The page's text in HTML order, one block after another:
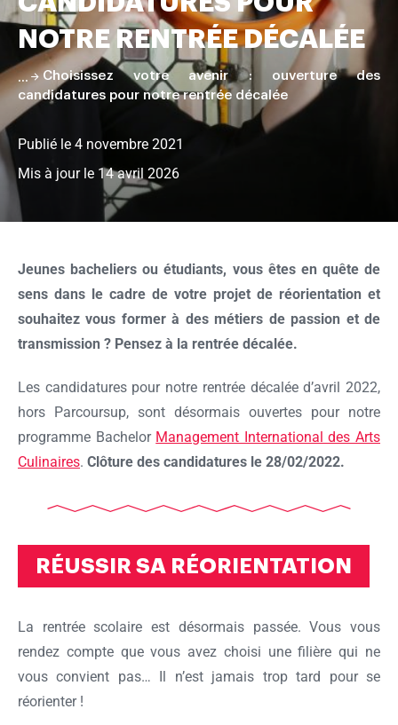
pâtisserie
NOTRE RENTRÉE DÉCALÉE
Choisissez votre avenir : ouverture des
candidatures pour notre rentrée décalée
Publié le 4 novembre 2021
Mis à jour le 14 avril 2026
Faire
défiler
page
Jeunes bacheliers ou étudiants, vous êtes en quête de
sens dans le cadre de votre projet de réorientation et
souhaitez vous former à des métiers de passion et de
transmission ? Pensez à la rentrée décalée.
Les candidatures pour notre rentrée décalée d’avril 2022,
hors Parcoursup, sont désormais ouvertes pour notre
programme Bachelor Management International des Arts
Culinaires. Clôture des candidatures le 28/02/2022.
RÉUSSIR SA RÉORIENTATION
La rentrée scolaire est désormais passée. Vous vous
rendez compte que vous avez choisi une filière qui ne
vous convient pas… Il n’est jamais trop tard pour se
réorienter !